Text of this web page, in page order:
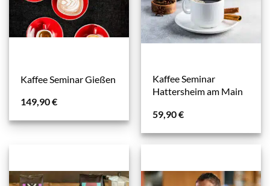
Kaffee Seminar Gießen
149,90€
Kaffee Seminar
Hattersheim am Main
59,90€